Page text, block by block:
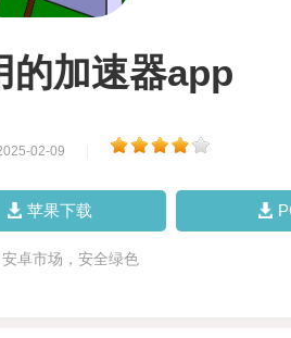
的加速器app
02-09
苹果下载
安卓市场，安全绿色